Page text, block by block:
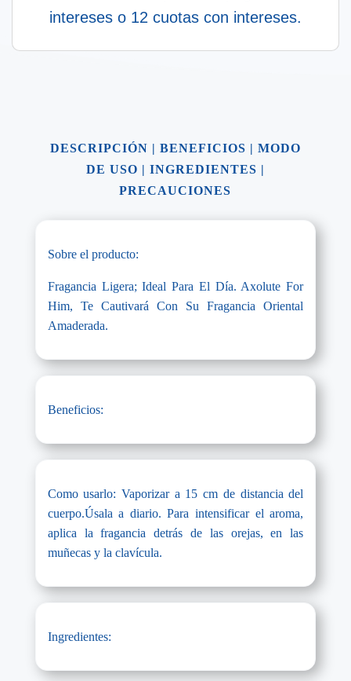
intereses o 12 cuotas con intereses.
DESCRIPCIÓN | BENEFICIOS | MODO
DE USO | INGREDIENTES |
PRECAUCIONES
Sobre el producto:
Fragancia Ligera; Ideal Para El Día. Axolute For
Him, Te Cautivará Con Su Fragancia Oriental
Amaderada.
Beneficios:
Como usarlo: Vaporizar a 15 cm de distancia del
cuerpo.Úsala a diario. Para intensificar el aroma,
aplica la fragancia detrás de las orejas, en las
muñecas y la clavícula.
Ingredientes: